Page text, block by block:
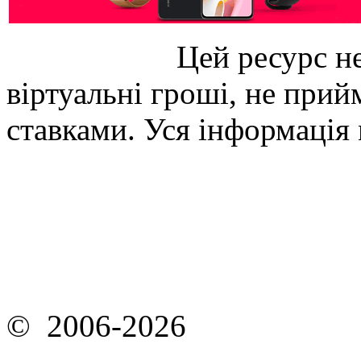
Цей ресурс
віртуальні гроші, не
ставками. Уся
© 2006-2026